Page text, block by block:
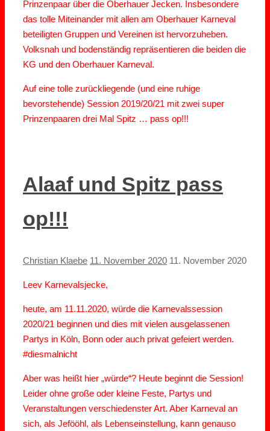
Prinzenpaar über die Oberhauer Jecken. Insbesondere
das tolle Miteinander mit allen am Oberhauer Karneval
beteiligten Gruppen und Vereinen ist hervorzuheben.
Volksnah und bodenständig repräsentieren die beiden die
KG und den Oberhauer Karneval.
Auf eine tolle zurückliegende (und eine ruhige
bevorstehende) Session 2019/20/21 mit zwei super
Prinzenpaaren drei Mal Spitz … pass op!!!
Alaaf und Spitz pass
op!!!
Christian Klaebe 11. November 2020 11. November 2020
Leev Karnevalsjecke,
heute, am 11.11.2020, würde die Karnevalssession
2020/21 beginnen und dies mit vielen ausgelassenen
Partys in Köln, Bonn oder auch privat gefeiert werden.
#diesmalnicht
Aber was heißt hier „würde“? Heute beginnt die Session!
Leider ohne große oder kleine Feste, Partys und
Veranstaltungen verschiedenster Art. Aber Karneval an
sich, als Jefööhl, als Lebenseinstellung, kann genauso